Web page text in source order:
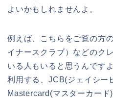
よいかもしれませんよ。
例えば、こちらをご覧の方
イナースクラブ）などのク
いる人もいると思うんです
利用する、JCB(ジェイシー
Mastercard(マスターカード